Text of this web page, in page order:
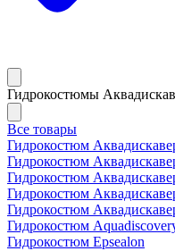
Гидрокостюмы
Все товары
Гидрокостюм
Гидрокостюм
Гидрокостюм
Гидрокостюм
Гидрокостюм
Гидрокостюм
Гидрокостюм Epsealon